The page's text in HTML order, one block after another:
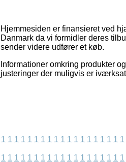
Hjemmesiden er finansieret ved
Danmark da vi formidler deres
sender videre udfører et køb.
Informationer omkring produkter
justeringer der muligvis er
1 1 1 1 1 1 1 1 1 1 1 1 1 1 1 1 1 1 1
1 1 1 1 1 1 1 1 1 1 1 1 1 1 1 1 1 1 1